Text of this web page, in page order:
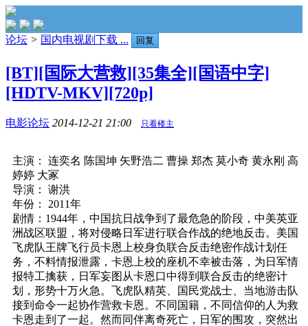
论坛 > 国内电视剧下载 ... 回复
[BT][国际大营救][35集全][国语中字]
[HDTV-MKV][720p]
电影论坛 2014-12-21 21:00 只看楼主
主演： 连奕名 陈国坤 矢野浩二 曹操 郑杰 莫小奇 黄永刚 高
婷婷 大冢
导演： 谢洪
年份： 2011年
剧情：1944年，中国抗日战争到了最危急的阶段，中美英亚
洲战区联盟，将对侵略日军进行联合作战的绝地反击。美国
飞虎队王牌飞行员卡恩上校身负联合反击绝密作战计划任
务，不料情报泄露，卡恩上校的座机不幸被击落，为日军情
报特工擒获，日军妄图从卡恩口中得到联合反击的绝密计
划，形势十万火急。飞虎队精英、国民党战士、当地游击队
接到命令一起协作营救卡恩。不同国籍，不同信仰的人为救
卡恩走到了一起。然而同伴离奇死亡，日军的围攻，突然出